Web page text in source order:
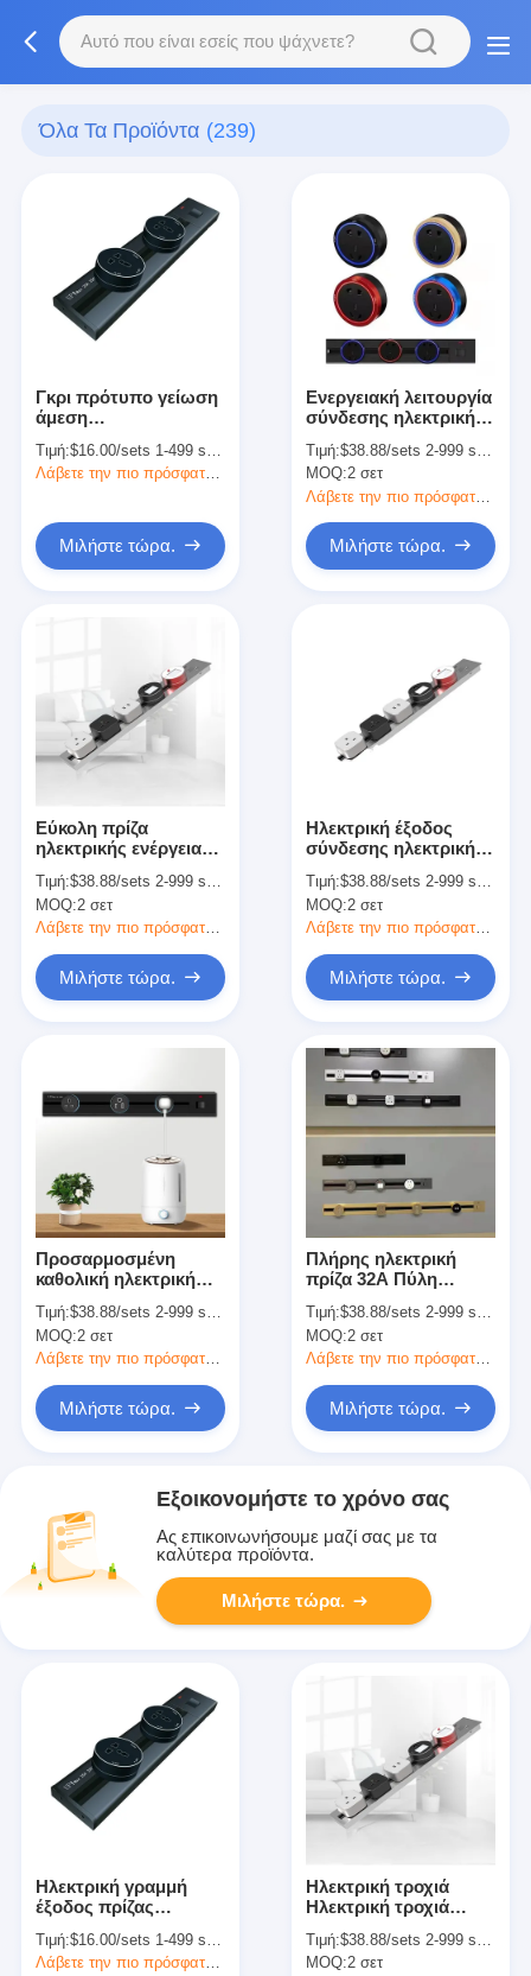
Όλα Τα Προϊόντα (239)
Γκρι πρότυπο γείωση
άμεση
πρίζα βελονίζουσα
τροχιά πρίζα ρεύματος
Τιμή:$16.00/sets 1-499 sets
Λάβετε την πιο πρόσφατη τιμή
Μιλήστε τώρα.
Ενεργειακή λειτουργία
σύνδεσης ηλεκτρικής
λειτουργία σύνδεσης
ηλεκτρικής πρίζας με
32A ονομαστικό ρεύμα
Τιμή:$38.88/sets 2-999 sets
MOQ:2 σετ
Μιλήστε τώρα.
Εύκολη πρίζα
ηλεκτρικής ενέργειας
τυποποιημένους
σταθμούς γείωσης
Τιμή:$38.88/sets 2-999 sets
MOQ:2 σετ
Λάβετε την πιο πρόσφατη τιμή
Μιλήστε τώρα.
Ηλεκτρική έξοδος
σύνδεσης ηλεκτρικής
διαχείρισης τροχιάς
Grommet δεδομένων
Τιμή:$38.88/sets 2-999 sets
MOQ:2 σετ
Μιλήστε τώρα.
Προσαρμοσμένη
καθολική ηλεκτρική
πολυλειτουργικός
διακόπτης
Τιμή:$38.88/sets 2-999 sets
MOQ:2 σετ
Λάβετε την πιο πρόσφατη τιμή
Μιλήστε τώρα.
Πλήρης ηλεκτρική
πρίζα 32A Πύλη
τοίχο και πύλη πύλης
Τιμή:$38.88/sets 2-999 sets
MOQ:2 σετ
Λάβετε την πιο πρόσφατη τιμή
Μιλήστε τώρα.
Εξοικονομήστε το χρόνο σας
Ας επικοινωνήσουμε μαζί σας με τα
καλύτερα προϊόντα.
Μιλήστε τώρα.
Ηλεκτρική γραμμή
έξοδος πρίζας
πρίζας πρίζας
φόρτισης ισχύος
Τιμή:$16.00/sets 1-499 sets
Λάβετε την πιο πρόσφατη τιμή
Ηλεκτρική τροχιά
Ηλεκτρική τροχιά
Ηλεκτρική τροχιά
Ηλεκτρική τροχιά
Τιμή:$38.88/sets 2-999 sets
MOQ:2 σετ